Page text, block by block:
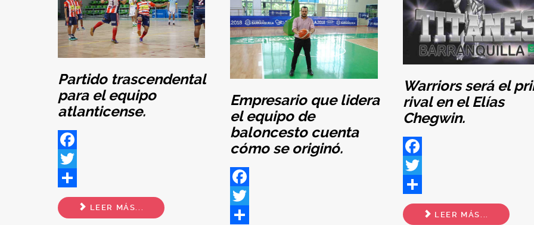
Partido trascendental
para el equipo
atlanticense.
Facebook
Twitter
Share
LEER MÁS...
Empresario que lidera
el equipo de
baloncesto cuenta
cómo se originó.
Facebook
Twitter
Warriors será el
rival en el Elías
Chegwin.
Facebook
Twitter
Share
LEER MÁS...